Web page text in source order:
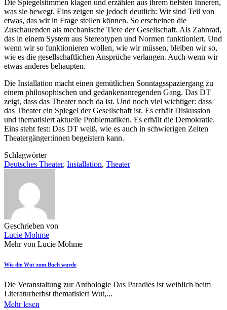
Die Spiegelstimmen klagen und erzählen aus ihrem tiefsten Inneren,
was sie bewegt. Eins zeigen sie jedoch deutlich: Wir sind Teil von
etwas, das wir in Frage stellen können. So erscheinen die
Zuschauenden als mechanische Tiere der Gesellschaft. Als Zahnrad,
das in einem System aus Stereotypen und Normen funktioniert. Und
wenn wir so funktionieren wollen, wie wir müssen, bleiben wir so,
wie es die gesellschaftlichen Ansprüche verlangen. Auch wenn wir
etwas anderes behaupten.
Die Installation macht einen gemütlichen Sonntagsspaziergang zu
einem philosophischen und gedankenanregenden Gang. Das DT
zeigt, dass das Theater noch da ist. Und noch viel wichtiger: dass
das Theater ein Spiegel der Gesellschaft ist. Es erhält Diskussion
und thematisiert aktuelle Problematiken. Es erhält die Demokratie.
Eins steht fest: Das DT weiß, wie es auch in schwierigen Zeiten
Theatergänger:innen begeistern kann.
Schlagwörter
Deutsches Theater, Installation, Theater
Geschrieben von
Lucie Mohme
Mehr von Lucie Mohme
Wie die Wut zum Buch wurde
Die Veranstaltung zur Anthologie Das Paradies ist weiblich beim
Literaturherbst thematisiert Wut,...
Mehr lesen